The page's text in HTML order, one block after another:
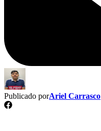
Publicado porAriel Carrasco